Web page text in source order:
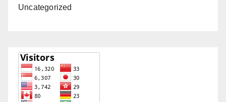
Uncategorized